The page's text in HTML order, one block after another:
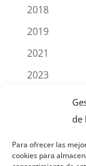
de
Para ofrecer las
cookies para
2018
2019
2021
2023
Noticias
Productos